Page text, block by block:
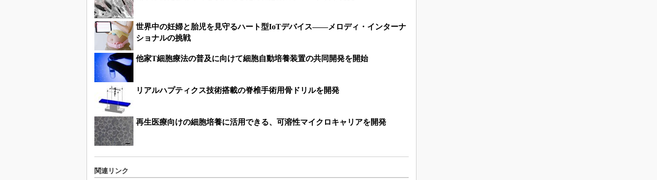
世界中の妊婦と胎児を見守るハート型IoTデバイス――メロディ・インターナ
ショナルの挑戦
他家T細胞療法の普及に向けて細胞自動培養装置の共同開発を開始
リアルハプティクス技術搭載の脊椎手術用骨ドリルを開発
再生医療向けの細胞培養に活用できる、可溶性マイクロキャリアを開発
関連リンク